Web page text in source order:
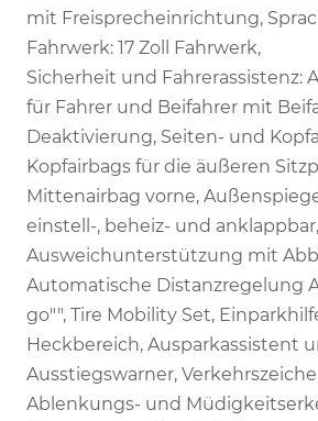
mit Freisprecheinrichtung,
Fahrwerk: 17 Zoll Fahrwerk,
Sicherheit und Fahrerassistenz:
für Fahrer und Beifahrer mit
Deaktivierung, Seiten- und
Kopfairbags für die äußeren
Mittenairbag vorne,
einstell-, beheiz- und anklappbar,
Ausweichunterstützung mit
Automatische Distanzregelung
go"", Tire Mobility Set,
Heckbereich, Ausparkassistent
Ausstiegswarner,
Ablenkungs- und